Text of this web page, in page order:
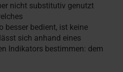
nicht substitutiv genutzt
besser bedient, ist keine
sich anhand eines
Indikators bestimmen: dem